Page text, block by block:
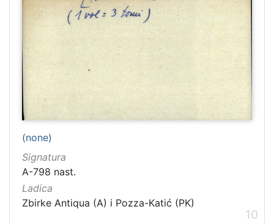
(none)
Signatura
A-798 nast.
Ladica
Zbirke Antiqua (A) i Pozza-Katić (PK)
10